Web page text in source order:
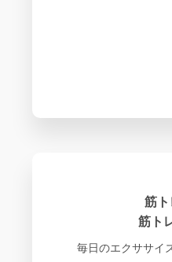
筋
筋ト
毎日のエクササイ